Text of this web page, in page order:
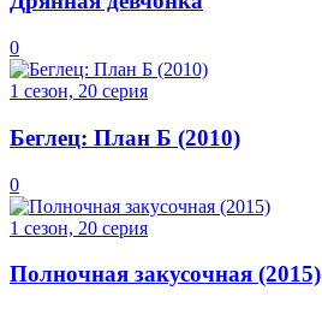
0
1 сезон, 20 серия
Беглец: План Б (2010)
0
1 сезон, 20 серия
Полночная закусочная (2015)